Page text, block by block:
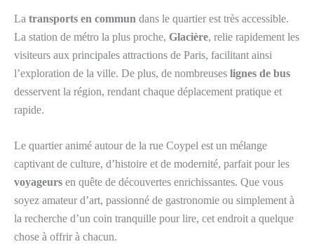
La transports en commun dans le quartier est très accessible.
La station de métro la plus proche, Glacière, relie rapidement les
visiteurs aux principales attractions de Paris, facilitant ainsi
l’exploration de la ville. De plus, de nombreuses lignes de bus
desservent la région, rendant chaque déplacement pratique et
rapide.
Le quartier animé autour de la rue Coypel est un mélange
captivant de culture, d’histoire et de modernité, parfait pour les
voyageurs en quête de découvertes enrichissantes. Que vous
soyez amateur d’art, passionné de gastronomie ou simplement à
la recherche d’un coin tranquille pour lire, cet endroit a quelque
chose à offrir à chacun.